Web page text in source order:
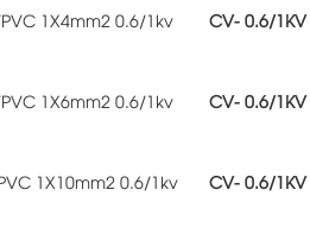
1X4mm2 0.6/1kv CV- 0.6/1KV
1X6mm2 0.6/1kv CV- 0.6/1KV
1X10mm2 0.6/1kv CV- 0.6/1KV